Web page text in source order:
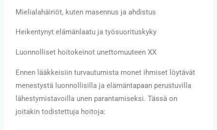
Mielialahäiriöt, kuten masennus ja ahdistus
Heikentynyt elämänlaatu ja työsuorituskyky
Luonnolliset hoitokeinot unettomuuteen XX
Ennen lääkkeisiin turvautumista monet ihmiset löytävät
menestystä luonnollisilla ja elämäntapaan perustuvilla
lähestymistavoilla unen parantamiseksi. Tässä on
joitakin todistettuja hoitoja: